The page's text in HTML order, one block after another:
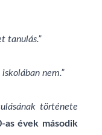
tanulás.”
nem.”
története
asévek második